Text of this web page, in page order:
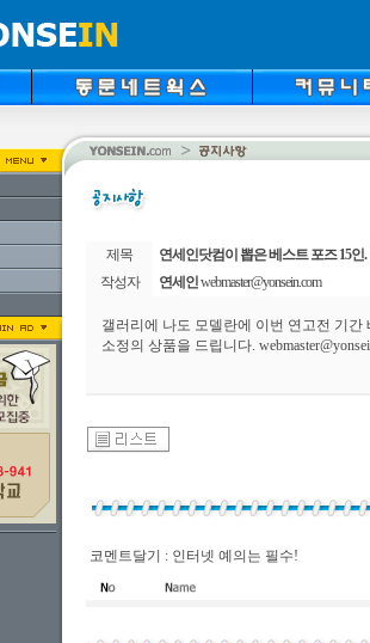
제목
연세인닷컴이 뽑은 베스트 포즈 15인.
작성자
연세인webmaster@yonsein.com
갤러리에 나도 모델란에 이번 연고전 기
소정의 상품을 드립니다.
코멘트달기 : 인터넷 예의는 필수!